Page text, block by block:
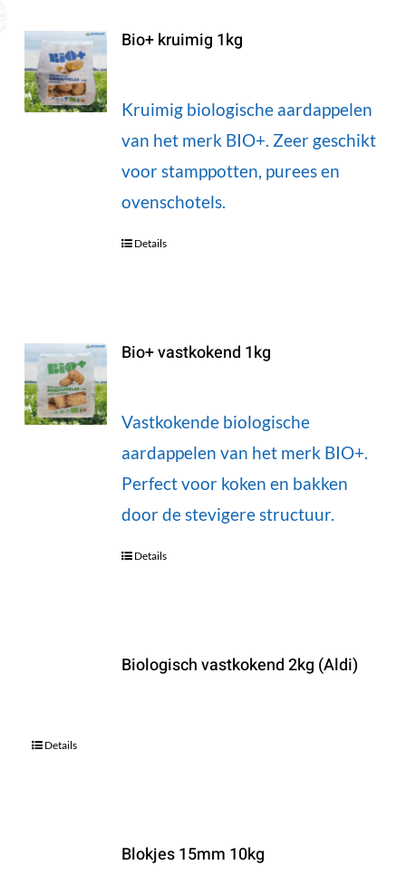
Bio+ kruimig 1kg
Kruimig biologische aardappelen
van het merk BIO+. Zeer geschikt
voor stamppotten, purees en
ovenschotels.
Details
Bio+ vastkokend 1kg
Vastkokende biologische
aardappelen van het merk BIO+.
Perfect voor koken en bakken
door de stevigere structuur.
Details
Biologisch vastkokend 2kg (Aldi)
Details
Blokjes 15mm 10kg